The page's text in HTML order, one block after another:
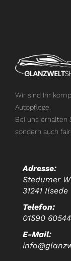
Wir sind Ihr
Autopflege.
Bei uns erhalten
sondern auch
Adresse:
Stedumer
31241 Ilsede
Telefon:
01590
E-Mail: